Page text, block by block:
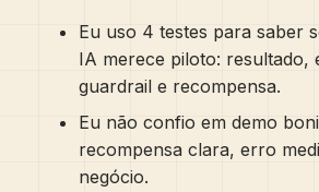
Eu uso 4 testes para saber
IA merece piloto: resultado,
guardrail e recompensa.
Eu não confio em demo
recompensa clara, erro
negócio.